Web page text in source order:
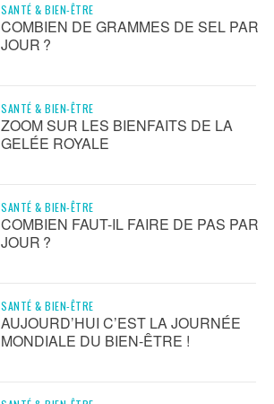
SANTÉ & BIEN-ÊTRE
COMBIEN DE GRAMMES DE SEL PAR
JOUR ?
SANTÉ & BIEN-ÊTRE
ZOOM SUR LES BIENFAITS DE LA
GELÉE ROYALE
SANTÉ & BIEN-ÊTRE
COMBIEN FAUT-IL FAIRE DE PAS PAR
JOUR ?
SANTÉ & BIEN-ÊTRE
AUJOURD’HUI C’EST LA JOURNÉE
MONDIALE DU BIEN-ÊTRE !